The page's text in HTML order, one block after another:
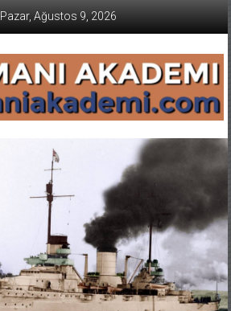
Pazar, Ağustos 9, 2026